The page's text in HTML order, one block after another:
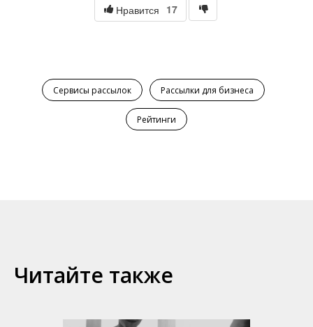
Нравится 17
Сервисы рассылок Рассылки для бизнеса
Рейтинги
Читайте также